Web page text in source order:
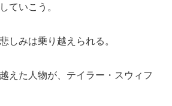
ていこう。
しみは乗り越えられる。
えた人物が、テイラー・スウィフ